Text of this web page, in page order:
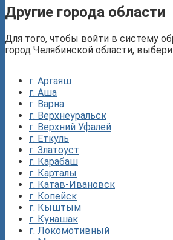
Другие города области
Для того, чтобы войти в систему
город Челябинской области,
г. Аргаяш
г. Аша
г. Варна
г. Верхнеуральск
г. Верхний Уфалей
г. Еткуль
г. Златоуст
г. Карабаш
г. Карталы
г. Катав-Ивановск
г. Копейск
г. Кыштым
г. Кунашак
г. Локомотивный